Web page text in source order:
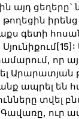
այդ ցեղերը`
թողեցին
գետի
[15]:
որ
Արարատյան
ապրել են
տվել
Գավառը, ուր